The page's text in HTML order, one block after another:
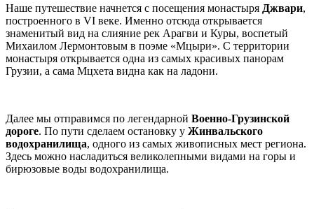
Наше путешествие начнется с посещения монастыря Джвари,
построенного в VI веке. Именно отсюда открывается
знаменитый вид на слияние рек Арагви и Куры, воспетый
Михаилом Лермонтовым в поэме «Мцыри». С территории
монастыря открывается одна из самых красивых панорам
Грузии, а сама Мцхета видна как на ладони.
Далее мы отправимся по легендарной Военно-Грузинской
дороге. По пути сделаем остановку у Жинвальского
водохранилища, одного из самых живописных мест региона.
Здесь можно насладиться великолепными видами на горы и
бирюзовые воды водохранилища.